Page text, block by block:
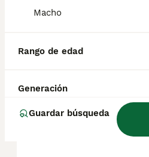
Macho
Rango de edad
Generación
Guardar búsqueda
¿Cuánto suele
¿Cuál es mejor,